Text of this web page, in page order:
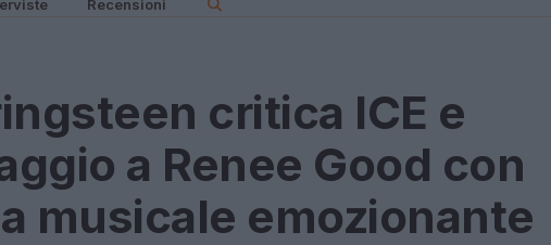
Recensioni
critica ICE e
a Renee Good con
musicale emozionante